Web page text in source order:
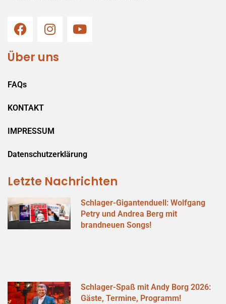
Über uns
FAQs
KONTAKT
IMPRESSUM
Datenschutzerklärung
Letzte Nachrichten
Schlager-Gigantenduell: Wolfgang
Petry und Andrea Berg mit
brandneuen Songs!
Schlager-Spaß mit Andy Borg 2026:
Gäste, Termine, Programm!